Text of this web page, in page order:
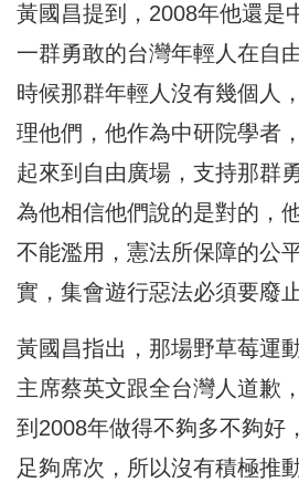
黃國昌提到，2008年他還是
一群勇敢的台灣年輕人在自
時候那群年輕人沒有幾個人
理他們，他作為中研院學者
起來到自由廣場，支持那群
為他相信他們說的是對的，
不能濫用，憲法所保障的公
實，集會遊行惡法必須要廢止
黃國昌指出，那場野草莓運
主席蔡英文跟全台灣人道歉
到2008年做得不夠多不夠好
足夠席次，所以沒有積極推